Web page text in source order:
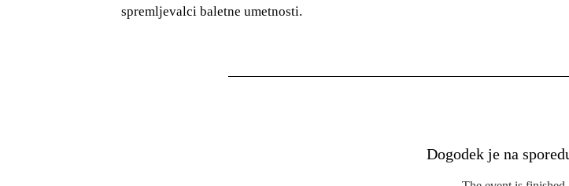
spremljevalci baletne umetnosti.
Dogodek je na